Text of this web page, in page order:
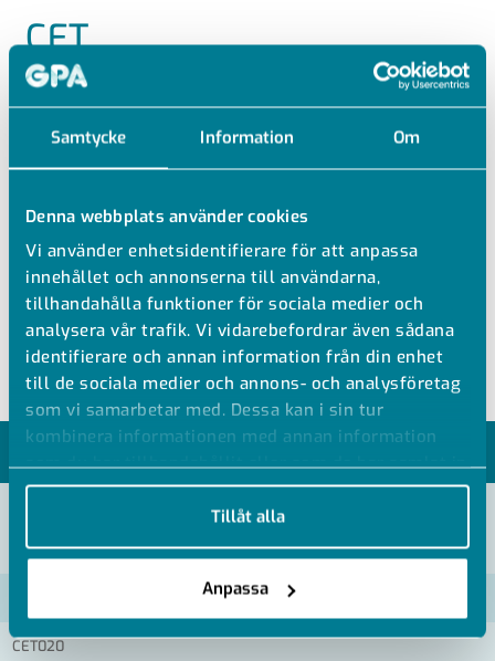
Samtycke Information Om
Denna webbplats använder cookies
Vi använder enhetsidentifierare för att anpassa
innehållet och annonserna till användarna,
tillhandahålla funktioner för sociala medier och
analysera vår trafik. Vi vidarebefordrar även sådana
identifierare och annan information från din enhet
till de sociala medier och annons- och analysföretag
som vi samarbetar med. Dessa kan i sin tur
kombinera informationen med annan information
som du har tillhandahållit eller som de har samlat in
när du har använt deras tjänster.
Tillåt alla
Anpassa
CET
ECTFE HUV SDR21
ECTFE Huv SDR21
Lång ände
Vatten PN10 vid +20 °C
temperaturer
Formsprutad
Stum- och IR-svetsning
RSK
CET020